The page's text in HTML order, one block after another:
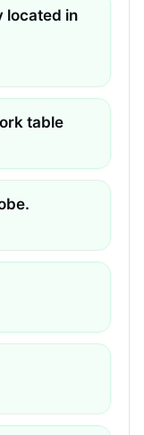
located in
table